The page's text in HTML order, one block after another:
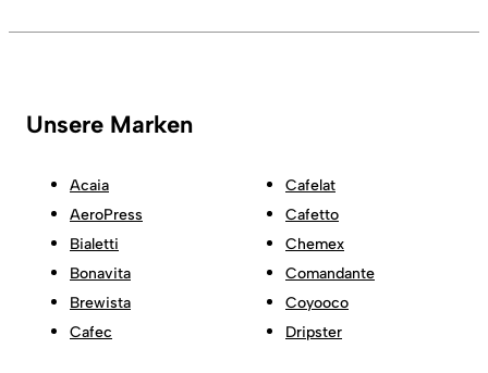
Unsere Marken
Acaia
AeroPress
Bialetti
Bonavita
Brewista
Cafec
Cafelat
Cafetto
Chemex
Comandante
Coyooco
Dripster